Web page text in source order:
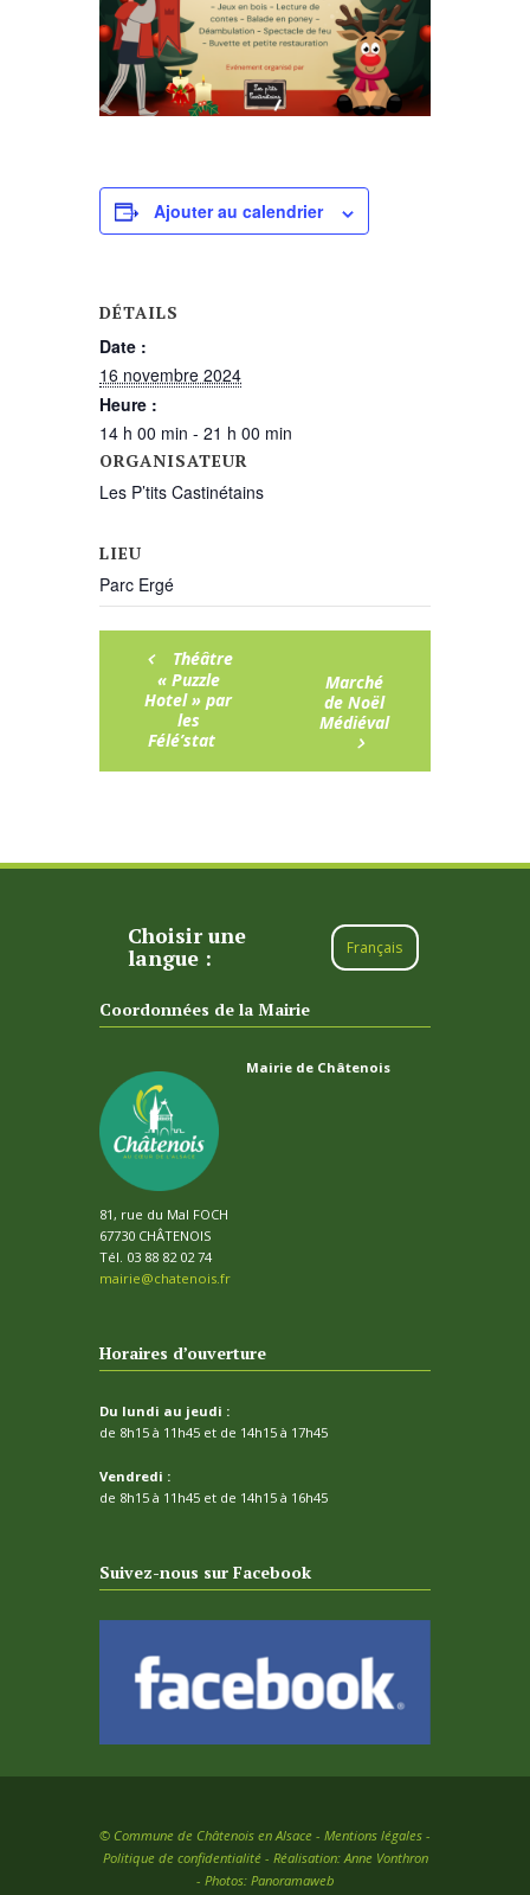
Ajouter au calendrier
DÉTAILS
Date :
16 novembre 2024
Heure :
14 h 00 min - 21 h 00 min
ORGANISATEUR
Les P’tits Castinétains
LIEU
Parc Ergé
Théâtre
« Puzzle
Hotel » par
les
Félé’stat
Marché
de Noël
Médiéval
Choisir une
langue :
Français
Coordonnées de la Mairie
Mairie de Châtenois
81, rue du Mal FOCH
67730 CHÂTENOIS
Tél. 03 88 82 02 74
mairie@chatenois.fr
Horaires d’ouverture
Du lundi au jeudi :
de 8h15 à 11h45 et de 14h15 à 17h45
Vendredi :
de 8h15 à 11h45 et de 14h15 à 16h45
Suivez-nous sur Facebook
© Commune de Châtenois en Alsace - Mentions légales -
Politique de confidentialité - Réalisation:Anne Vonthron
- Photos: Panoramaweb